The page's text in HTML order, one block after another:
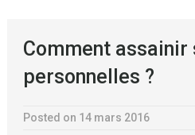
Comment assainir
personnelles ?
Posted on 14 mars 2016